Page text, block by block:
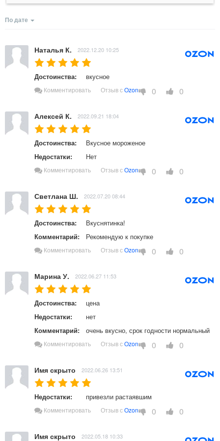
По дате
Наталья К. 2022.12.20 10:25
Достоинства: вкусное
Комментировать Отзыв сOzon 0 0
Алексей К. 2022.09.21 18:04
Достоинства:
Вкусное мороженое
Недостатки:
Нет
Комментировать Отзыв сOzon 0 0
Светлана Ш. 2022.07.20 08:44
Достоинства:
Вкуснятинка!
Комментарий:
Рекомендую к покупке
Комментировать Отзыв сOzon 0 0
Марина У. 2022.06.27 11:53
Достоинства:
цена
Недостатки:
нет
Комментарий:
очень вкусно, срок годности нормальный
Комментировать Отзыв сOzon 0 0
Имя скрыто 2022.06.26 13:51
Недостатки: привезли растаявшим
Комментировать Отзыв сOzon 0 0
Имя скрыто 2022.05.18 10:33